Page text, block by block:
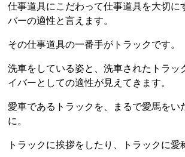
仕事道具にこだわって仕事道具を大切に
バーの適性と言えます。
その仕事道具の一番手がトラックです。
洗車をしている姿と、洗車されたトラッ
イバーとしての適性が見えてきます。
愛車であるトラックを、まるで愛馬をい
に。
トラックに挨拶をしたり、トラックに愛